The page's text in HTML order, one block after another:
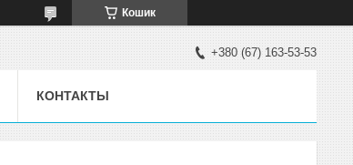
Кошик
+380 (67) 163-53-53
КОНТАКТЫ